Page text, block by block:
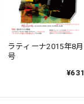
ラティーナ2015年8月
号
¥631